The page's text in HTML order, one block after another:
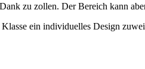
zu zollen. Der Bereich kann
ein individuelles Design